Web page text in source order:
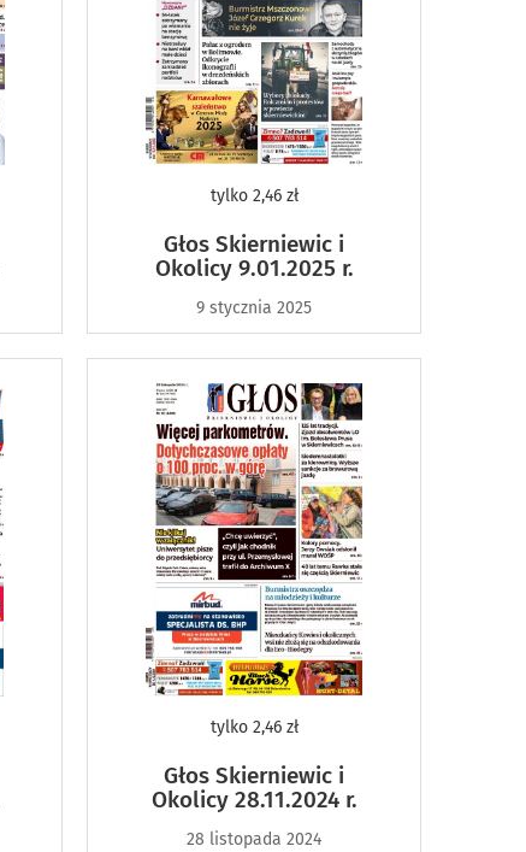
tylko2,46 zł
Głos Skierniewic i
Okolicy 9.01.2025 r.
9 stycznia 2025
tylko2,46 zł
Głos Skierniewic i
Okolicy 28.11.2024 r.
28 listopada 2024